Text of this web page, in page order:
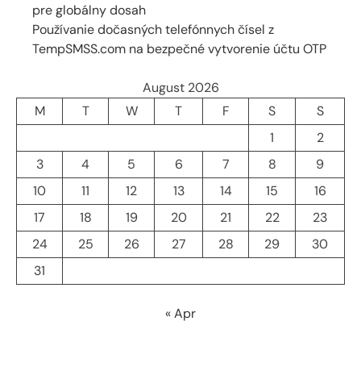
pre globálny dosah
Používanie dočasných telefónnych čísel z
TempSMSS.com na bezpečné vytvorenie účtu OTP
August 2026
M
T W T F S
S
1
2
3
4 5 6 7 8
9
10
11 12 13 14 15
16
17
18 19 20 21 22
23
24
25 26 27 28 29
30
31
« Apr